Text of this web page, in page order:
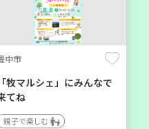
月10日(木)
中市
「牧マルシェ」にみんなで
てね
親子で楽しむ